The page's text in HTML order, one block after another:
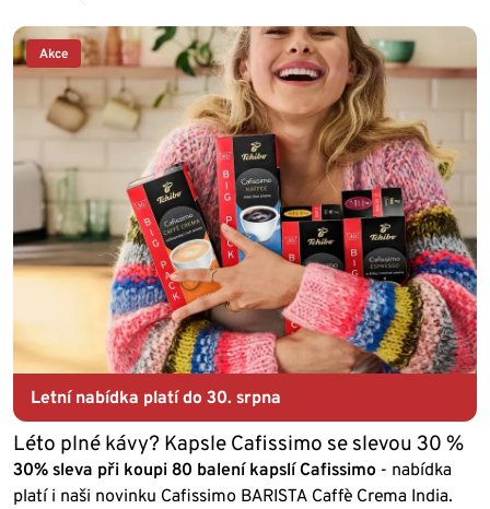
Akce
Letní nabídka platí do 30. srpna
Léto plné kávy? Kapsle Cafissimo se slevou 30 %
30% sleva při koupi 80 balení kapslí Cafissimo - nabídka
platí i naši novinku Cafissimo BARISTA Caffè Crema India.